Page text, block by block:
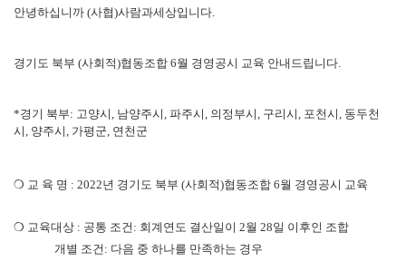
안녕하십니까 (사협)사람과세상입니다.
경기도 북부 (사회적)협동조합 6월 경영공시 교육 안내드립니다.
*경기 북부: 고양시, 남양주시, 파주시, 의정부시, 구리시, 포천시, 동두천
시, 양주시, 가평군, 연천군
❍ 교 육 명 : 2022년 경기도 북부 (사회적)협동조합 6월 경영공시 교육
❍ 교육대상 : 공통 조건: 회계연도 결산일이 2월 28일 이후인 조합
개별 조건: 다음 중 하나를 만족하는 경우